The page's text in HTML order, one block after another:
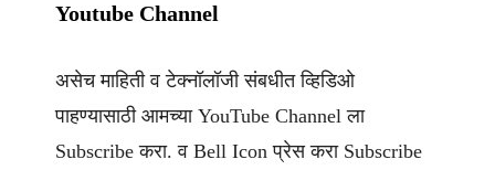
Youtube Channel
असेच माहिती व टेक्नॉलॉजी संबधीत व्हिडिओ
पाहण्यासाठी आमच्या YouTube Channel ला
Subscribe करा. व Bell Icon प्रेस करा Subscribe